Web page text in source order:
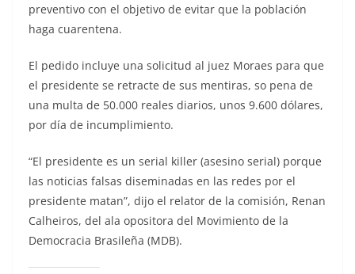
preventivo con el objetivo de evitar que la población
haga cuarentena.
El pedido incluye una solicitud al juez Moraes para que
el presidente se retracte de sus mentiras, so pena de
una multa de 50.000 reales diarios, unos 9.600 dólares,
por día de incumplimiento.
“El presidente es un serial killer (asesino serial) porque
las noticias falsas diseminadas en las redes por el
presidente matan”, dijo el relator de la comisión, Renan
Calheiros, del ala opositora del Movimiento de la
Democracia Brasileña (MDB).